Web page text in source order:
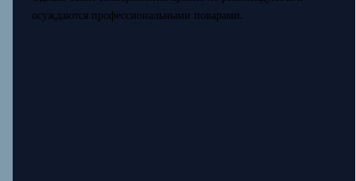
осуждаются профессиональными поварами.